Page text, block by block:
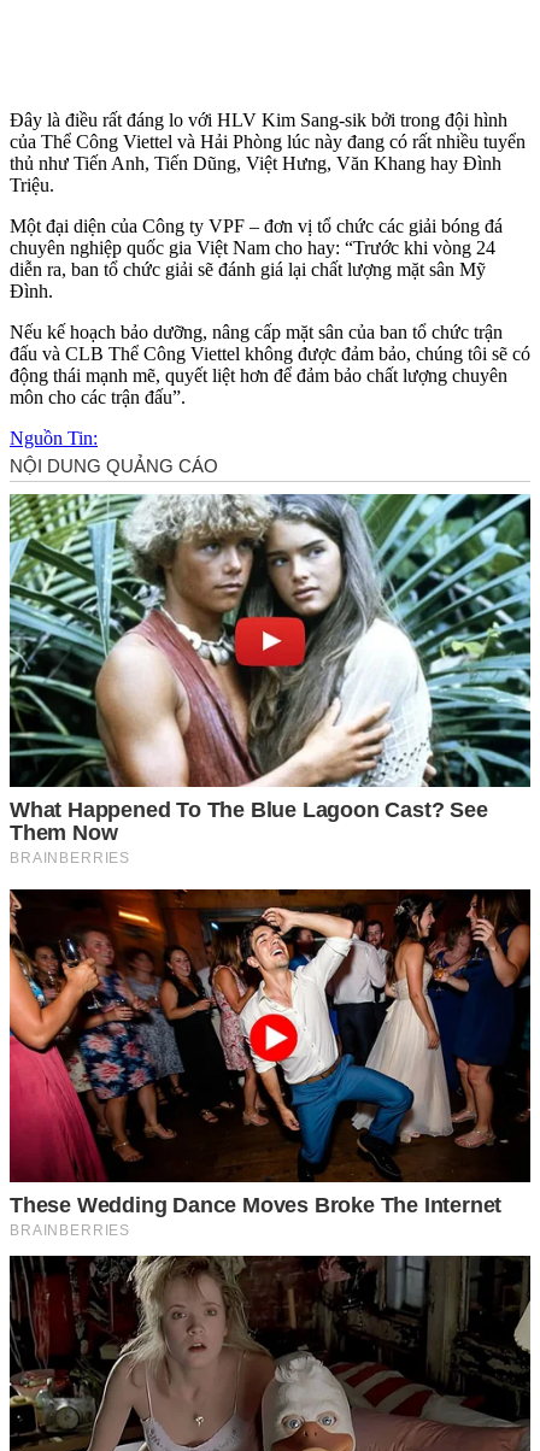
Đây là điều rất đáng lo với HLV Kim Sang-sik bởi trong đội hình
của Thể Công Viettel và Hải Phòng lúc này đang có rất nhiều tuyển
thủ như Tiến Anh, Tiến Dũng, Việt Hưng, Văn Khang hay Đình
Triệu.
Một đại diện của Công ty VPF – đơn vị tổ chức các giải bóng đá
chuyên nghiệp quốc gia Việt Nam cho hay: “Trước khi vòng 24
diễn ra, ban tổ chức giải sẽ đánh giá lại chất lượng mặt sân Mỹ
Đình.
Nếu kế hoạch bảo dưỡng, nâng cấp mặt sân của ban tổ chức trận
đấu và CLB Thể Công Viettel không được đảm bảo, chúng tôi sẽ có
động thái mạnh mẽ, quyết liệt hơn để đảm bảo chất lượng chuyên
môn cho các trận đấu”.
Nguồn Tin: